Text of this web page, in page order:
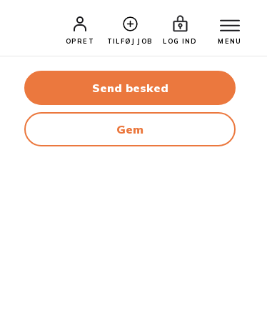
OPRET TILFØJ JOB LOG IND MENU
Send besked
Gem